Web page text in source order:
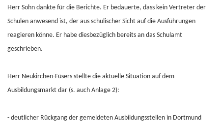
Herr Sohn dankte für die Berichte. Er bedauerte, dass kein Vertreter der
Schulen anwesend ist, der aus schulischer Sicht auf die Ausführungen
reagieren könne. Er habe diesbezüglich bereits an das Schulamt
geschrieben.
Herr Neukirchen-Füsers stellte die aktuelle Situation auf dem
Ausbildungsmarkt dar (s. auch Anlage 2):
- deutlicher Rückgang der gemeldeten Ausbildungsstellen in Dortmund